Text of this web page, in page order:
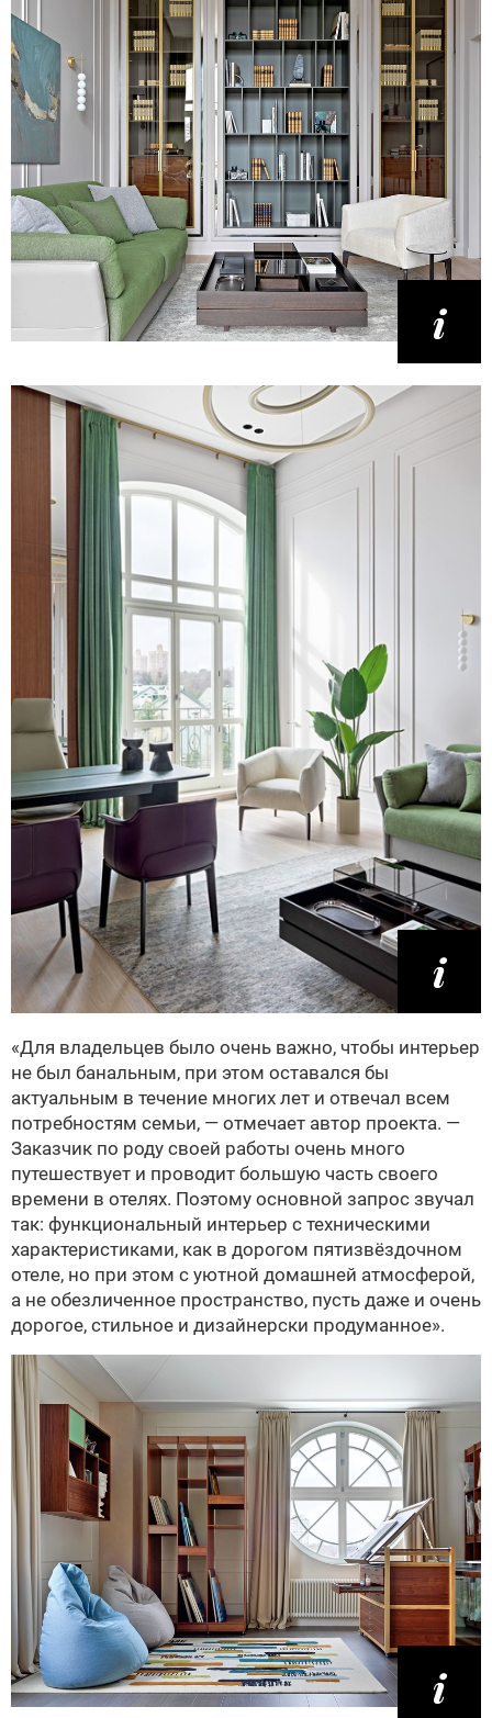
«Для владельцев было очень важно, чтобы интерьер
не был банальным, при этом оставался бы
актуальным в течение многих лет и отвечал всем
потребностям семьи, — отмечает автор проекта. —
Заказчик по роду своей работы очень много
путешествует и проводит большую часть своего
времени в отелях. Поэтому основной запрос звучал
так: функциональный интерьер с техническими
характеристиками, как в дорогом пятизвёздочном
отеле, но при этом с уютной домашней атмосферой,
а не обезличенное пространство, пусть даже и очень
дорогое, стильное и дизайнерски продуманное».